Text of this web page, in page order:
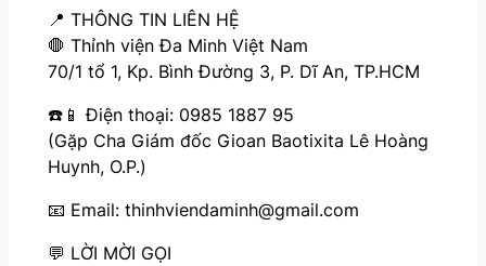
📍 THÔNG TIN LIÊN HỆ
🛑 Thỉnh viện Đa Minh Việt Nam
70/1 tổ 1, Kp. Bình Đường 3, P. Dĩ An, TP.HCM
☎️📱 Điện thoại: 0985 1887 95
(Gặp Cha Giám đốc Gioan Baotixita Lê Hoàng
Huynh, O.P.)
📧 Email: thinhviendaminh@gmail.com
💬 LỜI MỜI GỌI